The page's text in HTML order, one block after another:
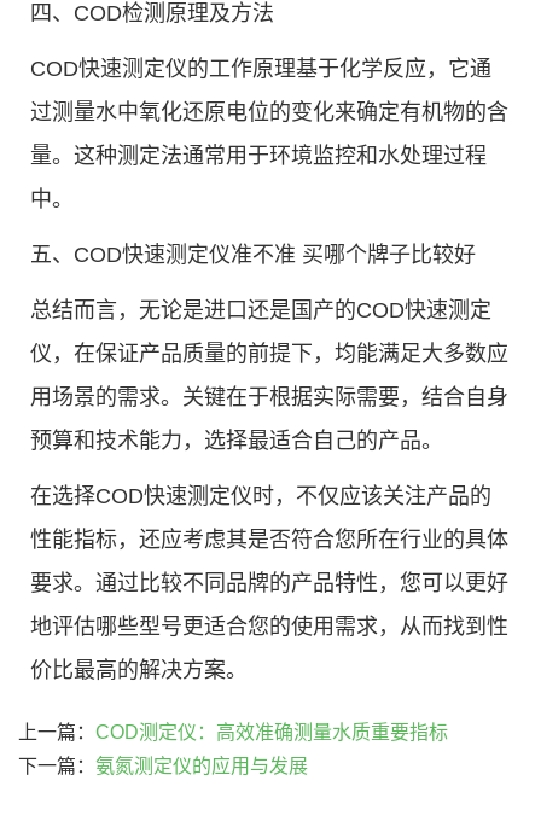
四、COD检测原理及方法
COD快速测定仪的工作原理基于化学反应，它通
过测量水中氧化还原电位的变化来确定有机物的含
量。这种测定法通常用于环境监控和水处理过程
中。
五、COD快速测定仪准不准 买哪个牌子比较好
总结而言，无论是进口还是国产的COD快速测定
仪，在保证产品质量的前提下，均能满足大多数应
用场景的需求。关键在于根据实际需要，结合自身
预算和技术能力，选择最适合自己的产品。
在选择COD快速测定仪时，不仅应该关注产品的
性能指标，还应考虑其是否符合您所在行业的具体
要求。通过比较不同品牌的产品特性，您可以更好
地评估哪些型号更适合您的使用需求，从而找到性
价比最高的解决方案。
上一篇： COD测定仪：高效准确测量水质重要指标
下一篇： 氨氮测定仪的应用与发展